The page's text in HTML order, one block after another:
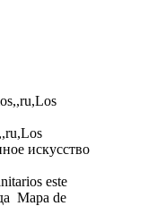
este
Mapa de